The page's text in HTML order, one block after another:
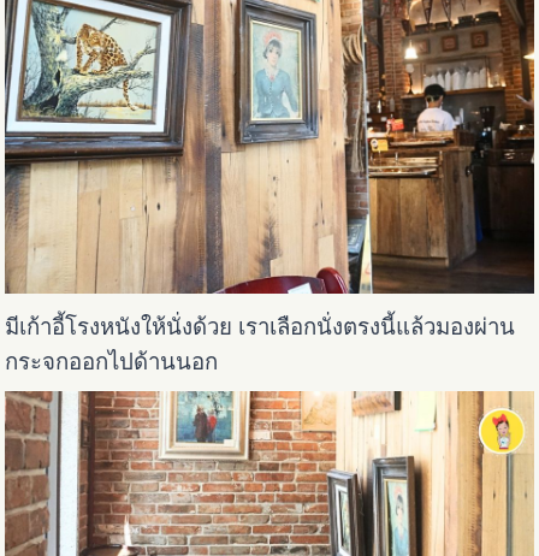
มีเก้าอี้โรงหนังให้นั่งด้วย เราเลือกนั่งตรงนี้แล้วมองผ่าน
กระจกออกไปด้านนอก